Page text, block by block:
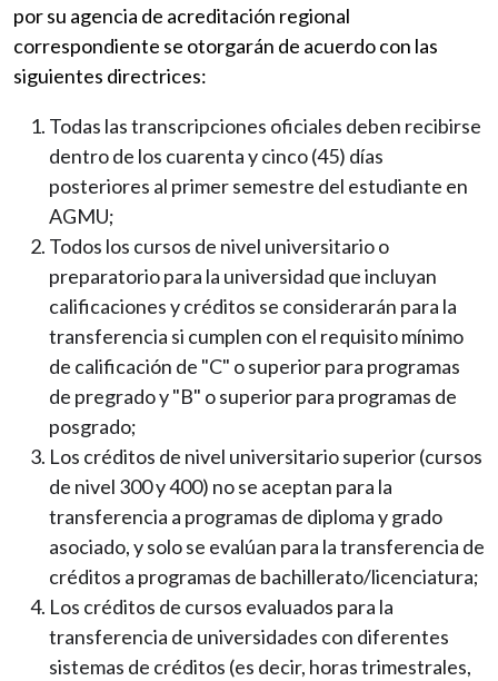
por su agencia de acreditación regional
correspondiente se otorgarán de acuerdo con las
siguientes directrices:
Todas las transcripciones oficiales deben recibirse
dentro de los cuarenta y cinco (45) días
posteriores al primer semestre del estudiante en
AGMU;
Todos los cursos de nivel universitario o
preparatorio para la universidad que incluyan
calificaciones y créditos se considerarán para la
transferencia si cumplen con el requisito mínimo
de calificación de "C" o superior para programas
de pregrado y "B" o superior para programas de
posgrado;
Los créditos de nivel universitario superior (cursos
de nivel 300 y 400) no se aceptan para la
transferencia a programas de diploma y grado
asociado, y solo se evalúan para la transferencia de
créditos a programas de bachillerato/licenciatura;
Los créditos de cursos evaluados para la
transferencia de universidades con diferentes
sistemas de créditos (es decir, horas trimestrales,